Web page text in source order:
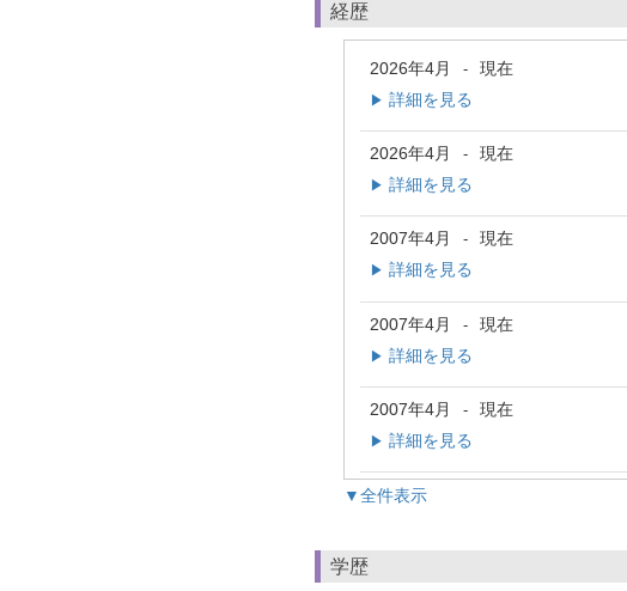
経歴
2026年4月 - 現在
▶ 詳細を見る
2026年4月 - 現在
▶ 詳細を見る
2007年4月 - 現在
▶ 詳細を見る
2007年4月 - 現在
▶ 詳細を見る
2007年4月 - 現在
▶ 詳細を見る
▼全件表示
学歴